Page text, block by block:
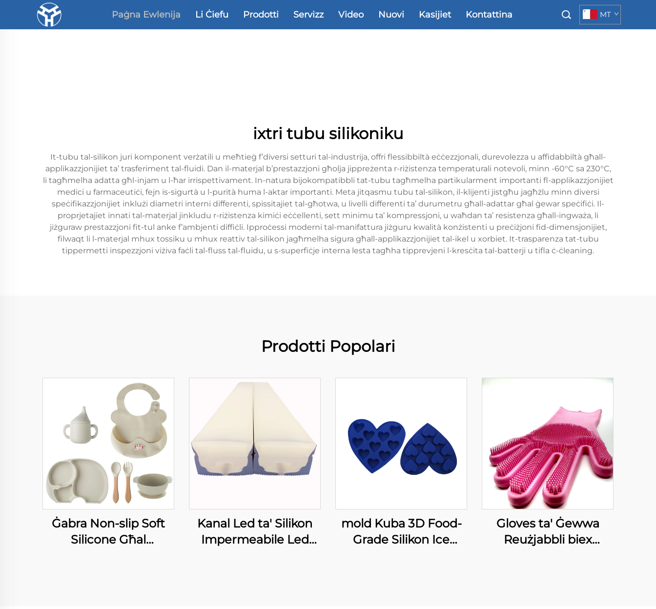
Paġna Ewlenija Li Ċiefu Prodotti Servizz Video Nuovi Kasijiet Kontattina MT
ixtri tubu silikoniku
It-tubu tal-silikon juri komponent verżatili u meħtieġ f’diversi setturi tal-industrija, offri flessibbiltà eċċezzjonali, durevolezza u affidabbiltà għall-
applikazzjonijiet ta’ trasferiment tal-fluidi. Dan il-materjal b’prestazzjoni għolja jippreżenta r-riżistenza temperaturali notevoli, minn -60°C sa 230°C,
li tagħmelha adatta għl-injam u l-ħar irrispettivament. In-natura bijokompatibbli tat-tubu tagħmelha partikularment importanti fl-applikazzjonijiet
medici u farmaceutiċi, fejn is-sigurtà u l-purità huma l-aktar importanti. Meta jitqasmu tubu tal-silikon, il-klijenti jistgħu jagħżlu minn diversi
speċifikazzjonijiet inklużi diametri interni differenti, spissitajiet tal-għotwa, u livelli differenti ta’ durumetru għall-adattar għal ġewar speċifiċi. Il-
proprjetajiet innati tal-materjal jinkludu r-riżistenza kimiċi eċċellenti, sett minimu ta’ kompressjoni, u waħdan ta’ resistenza għall-ingważa, li
jiżguraw prestazzjoni fit-tul anke f’ambjenti diffiċli. Ipproċessi moderni tal-manifattura jiżguru kwalità konżistenti u preċiżjoni fid-dimensjonijiet,
filwaqt li l-materjal mhux tossiku u mhux reattiv tal-silikon jagħmelha sigura għall-applikazzjonijiet tal-ikel u xorbiet. It-trasparenza tat-tubu
tippermetti inspezzjoni viżiva faċli tal-fluss tal-fluidu, u s-superfiċje interna lesta tagħha tipprevjeni l-kresċita tal-batterji u tifla ċ-ċleaning.
Prodotti Popolari
Ġabra Non-slip Soft
Silicone Għal
Kanal Led ta' Silikon
Impermeabile Led
mold Kuba 3D Food-
Grade Silikon Ice
Gloves ta' Ġewwa
Reużjabbli biex